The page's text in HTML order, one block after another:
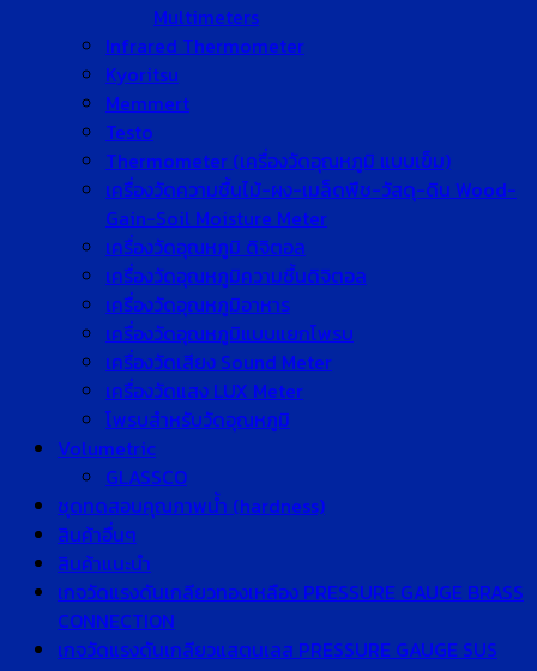
Multimeters
Infrared Thermometer
Kyoritsu
Memmert
Testo
Thermometer (เครื่องวัดอุณหภูมิ แบบเข็ม)
เครื่องวัดความชื้นไม้-ผง-เมล็ดพืช-วัสดุ-ดิน Wood-
Gain-Soil Moisture Meter
เครื่องวัดอุณหภูมิ ดิจิตอล
เครื่องวัดอุณหภูมิความชื้นดิจิตอล
เครื่องวัดอุณหภูมิอาหาร
เครื่องวัดอุณหภูมิแบบแยกโพรบ
เครื่องวัดเสียง Sound Meter
เครื่องวัดแสง LUX Meter
โพรบสำหรับวัดอุณหภูมิ
Volumetric
GLASSCO
ชุดทดสอบคุณภาพน้ำ (hardness)
สินค้าอื่นๆ
สินค้าแนะนำ
เกจวัดแรงดันเกลียวทองเหลือง PRESSURE GAUGE BRASS
CONNECTION
เกจวัดแรงดันเกลียวแสตนเลส PRESSURE GAUGE SUS